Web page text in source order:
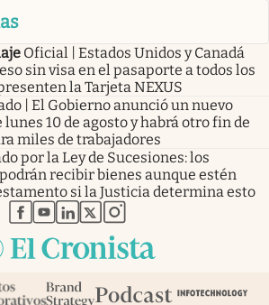
Oficial | Estados Unidos y Canadá
sin visa en el pasaporte a todos los
la Tarjeta NEXUS
| El Gobierno anunció un nuevo
10 de agosto y habrá otro fin de
miles de trabajadores
por la Ley de Sucesiones: los
recibir bienes aunque estén
si la Justicia determina esto
abre en nueva pestaña
abre en nueva pestaña
abre en nueva pestaña
abre en nueva pestaña
abre en nueva pestaña